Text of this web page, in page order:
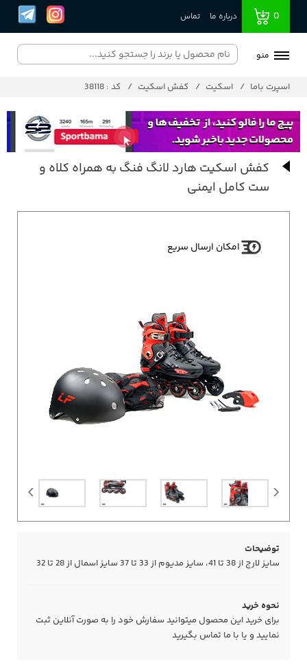
0 درباره ما تماس
منو
اسپرت باما اسکیت کفش اسکیت کد : 38118
کفش اسکیت هارد لانگ فنگ به همراه کلاه و
ست کامل ایمنی
امکان ارسال سریع
توضیحات
سایز لارج از 38 تا 41، سایز مدیوم از 33 تا 37 سایز اسمال از 28 تا 32
نحوه خرید
برای خرید این محصول میتوانید سفارش خود را به صورت آنلاین ثبت
نمایید و یا با ما تماس بگیرید